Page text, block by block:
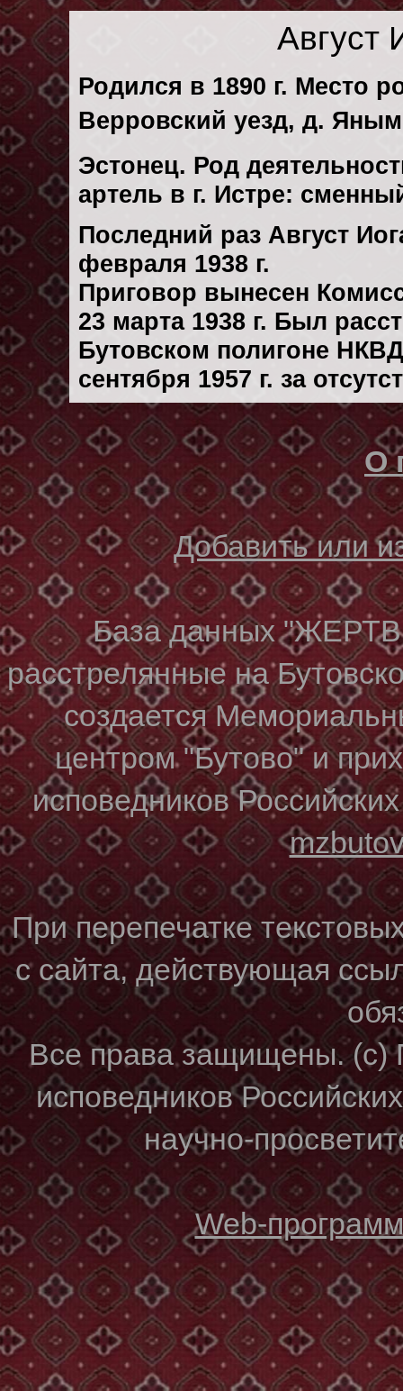
Август
Родился в 1890 г. Место
Верровский уезд, д.
Эстонец. Род
артель в г. Истре:
Последний раз Август
февраля 1938 г.
Приговор вынесен
23 марта 1938 г. Был
Бутовском полигоне
сентября 1957 г. за
О
Добавить или
База данных
расстрелянные на
создается
центром "Бутово" и
исповедников
При перепечатке
с сайта, действующая
Все права защищены. (с)
исповедников
научно-
Web-